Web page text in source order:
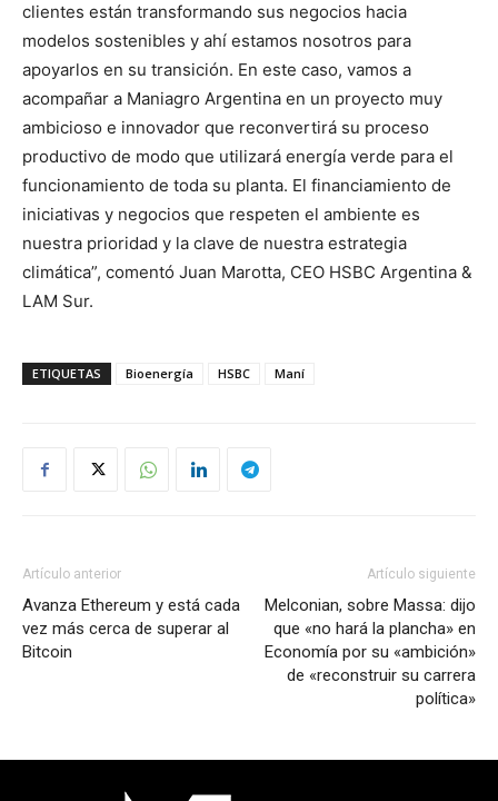
clientes están transformando sus negocios hacia
modelos sostenibles y ahí estamos nosotros para
apoyarlos en su transición. En este caso, vamos a
acompañar a Maniagro Argentina en un proyecto muy
ambicioso e innovador que reconvertirá su proceso
productivo de modo que utilizará energía verde para el
funcionamiento de toda su planta. El financiamiento de
iniciativas y negocios que respeten el ambiente es
nuestra prioridad y la clave de nuestra estrategia
climática”, comentó Juan Marotta, CEO HSBC Argentina &
LAM Sur.
ETIQUETAS Bioenergía HSBC Maní
Artículo anterior
Avanza Ethereum y está cada
vez más cerca de superar al
Bitcoin
Artículo siguiente
Melconian, sobre Massa: dijo
que «no hará la plancha» en
Economía por su «ambición»
de «reconstruir su carrera
política»